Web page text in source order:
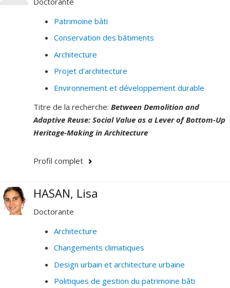
Patrimoine bâti
Conservation des bâtiments
Architecture
Projet d'architecture
Environnement et développement durable
Titre de la recherche: Between Demolition and
Adaptive Reuse: Social Value as a Lever of Bottom-Up
Heritage-Making in Architecture
Profil complet
HASAN, Lisa
Doctorante
Architecture
Changements climatiques
Design urbain et architecture urbaine
Politiques de gestion du patrimoine bâti